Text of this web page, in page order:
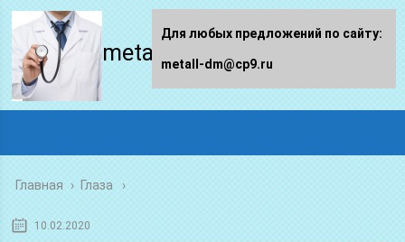
metall-dm.ru
Главная › Глаза
10.02.2020
Для любых предложений по сайту:
metall-dm@cp9.ru